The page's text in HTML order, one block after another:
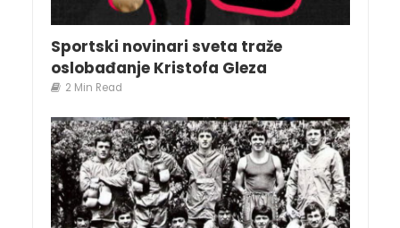
Sportski novinari sveta traže
oslobađanje Kristofa Gleza
2 Min Read